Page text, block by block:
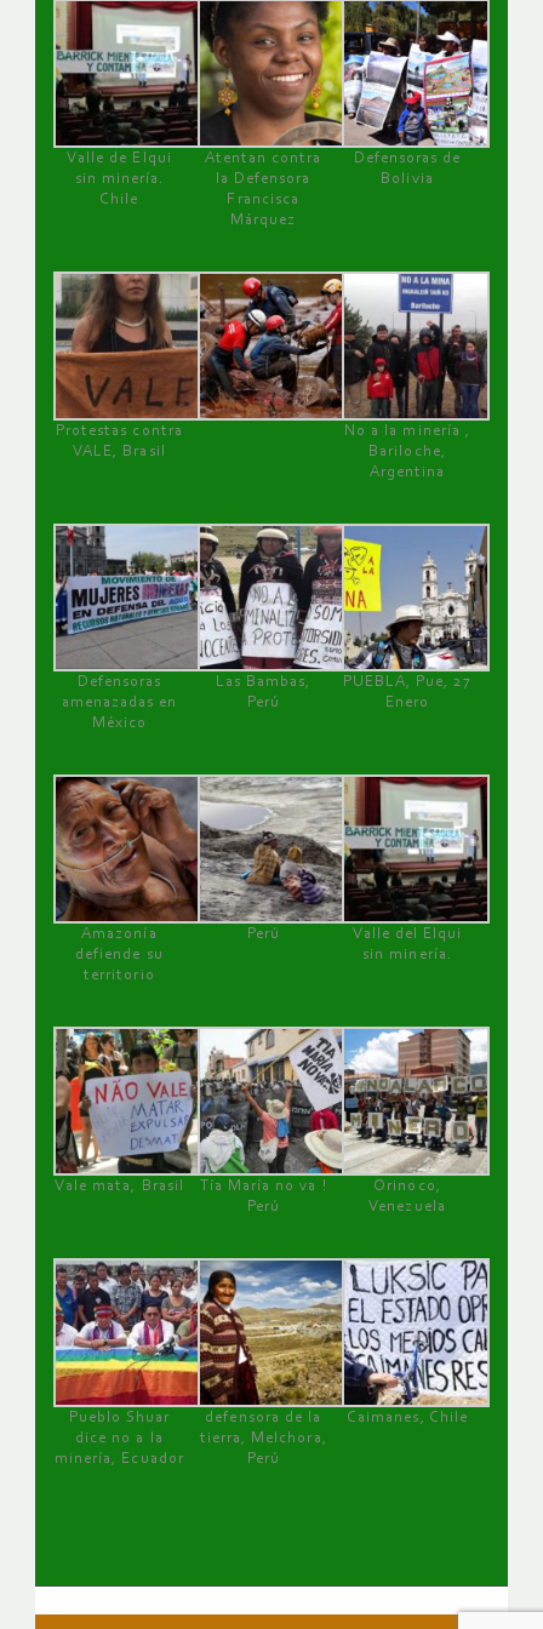
Valle de Elqui
sin minería.
Chile
Atentan contra
la Defensora
Francisca
Márquez
Defensoras de
Bolivia
Protestas contra
VALE, Brasil
No a la minería ,
Bariloche,
Argentina
Defensoras
amenazadas en
México
Las Bambas,
Perú
PUEBLA, Pue, 27
Enero
Amazonía
defiende su
territorio
Perú
Valle del Elqui
sin minería.
Vale mata, Brasil
Tía María no va !
Perú
Orinoco,
Venezuela
Pueblo Shuar
dice no a la
minería, Ecuador
defensora de la
tierra, Melchora,
Perú
Caimanes, Chile